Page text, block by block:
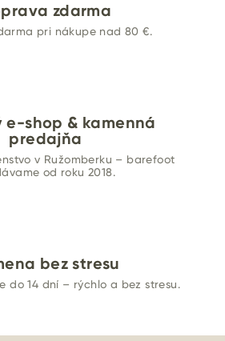
zdarma
pri nákupe nad 80 €.
e-shop & kamenná
predajňa
v Ružomberku – barefoot
od roku 2018.
bez stresu
do 14 dní – rýchlo a bez stresu.